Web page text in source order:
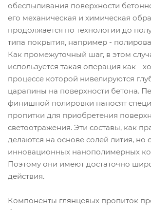
обеспыливания поверхности
его механическая и химическая
продолжается по технологии до
типа покрытия, например -
Как промежуточный шаг, в этом
используется такая операция как -
процессе которой нивелируются
царапины на поверхности бетона.
финишной полировки наносят
пропитки для приобретения
светоотражения. Эти составы, как
делаются на основе солей лития, но
инновационных нанополимерных
Поэтому они имеют достаточно
действия.
Компоненты глянцевых пропиток